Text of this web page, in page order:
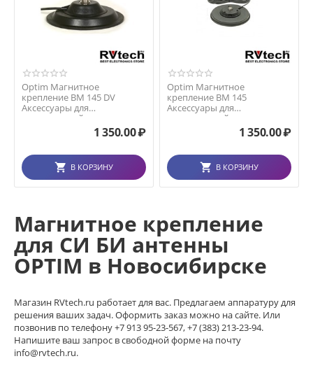
Optim Магнитное
крепление ВМ 145 DV
Аксессуары для
радиостанций
1 350.00₽
В КОРЗИНУ
Optim Магнитное
крепление ВМ 145
Аксессуары для
радиостанций
1 350.00₽
В КОРЗИНУ
Магнитное крепление
для СИ БИ антенны
OPTIM в Новосибирске
Магазин RVtech.ru работает для вас. Предлагаем аппаратуру для
решения ваших задач. Оформить заказ можно на сайте. Или
позвонив по телефону +7 913 95-23-567, +7 (383) 213-23-94.
Напишите ваш запрос в свободной форме на почту
info@rvtech.ru.